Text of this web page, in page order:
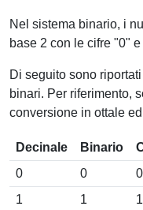
Nel sistema binario, i
base 2 con le cifre "0" e
Di seguito sono
binari. Per riferimento,
conversione in ottale
Decinale Binario
0
0 0
1
1 1